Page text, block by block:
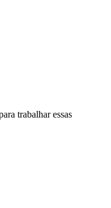
trabalhar essas